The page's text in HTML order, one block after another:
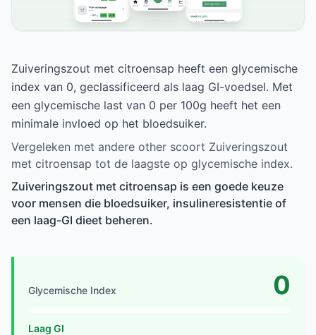
Zuiveringszout met citroensap heeft een glycemische
index van 0, geclassificeerd als laag GI-voedsel. Met
een glycemische last van 0 per 100g heeft het een
minimale invloed op het bloedsuiker.
Vergeleken met andere other scoort Zuiveringszout
met citroensap tot de laagste op glycemische index.
Zuiveringszout met citroensap is een goede keuze
voor mensen die bloedsuiker, insulineresistentie of
een laag-GI dieet beheren.
Glycemische Index 0
Laag GI